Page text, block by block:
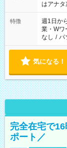
はアナタ
特徴 週1日か
業・Wワ
なし / パ
気になる！
完全在宅で
ポート／